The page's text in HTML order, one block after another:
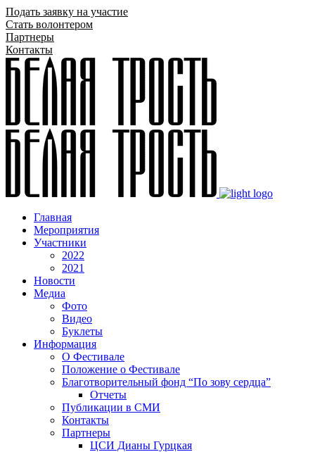
Подать заявку на участие
Стать волонтером
Партнеры
Контакты
Главная
Мероприятия
Участники
2022
2021
Новости
Медиа
Фото
Видео
Буклеты
Информация
О Фестивале
Положение о Фестивале
Благотворительный фонд “По зову сердца”
Отчеты
Публикации в СМИ
Контакты
Партнеры
ЦСИ Дианы Гурцкая